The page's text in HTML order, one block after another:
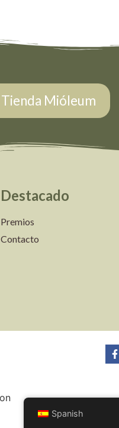
Tienda Mióleum
Destacado
Premios
Contacto
Spanish